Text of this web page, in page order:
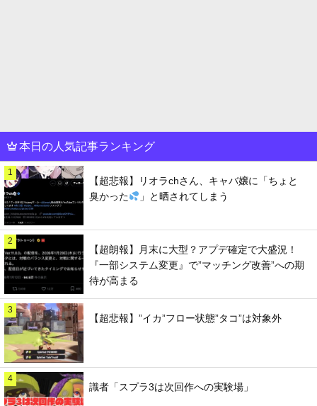
本日の人気記事ランキング
1
【超悲報】リオラchさん、キャバ嬢に「ちょと
臭かった
」と晒されてしまう
2
【超朗報】月末に大型？アプデ確定で大盛況！
『一部システム変更』で”マッチング改善”への期
待が高まる
3
【超悲報】”イカ”フロー状態”タコ”は対象外
4
識者「スプラ3は次回作への実験場」